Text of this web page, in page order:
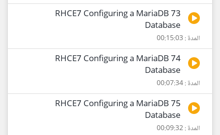
73 RHCE7 Configuring a MariaDB
Database
المدة : 00:15:03
74 RHCE7 Configuring a MariaDB
Database
المدة : 00:07:34
75 RHCE7 Configuring a MariaDB
Database
المدة : 00:09:32